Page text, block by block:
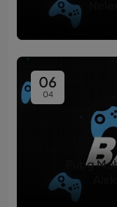
06
04
Pubg